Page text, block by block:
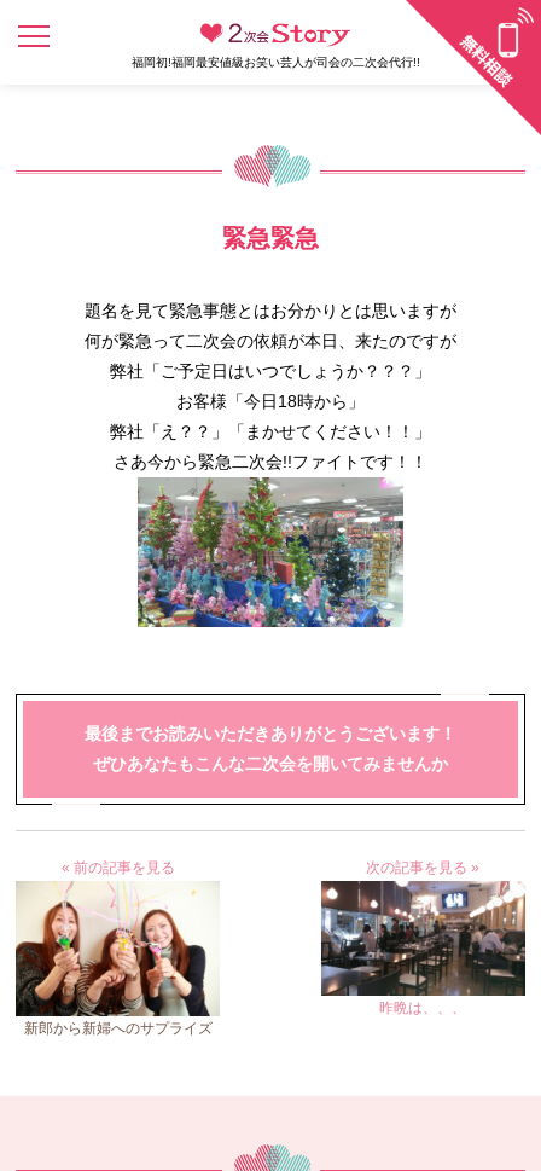
福岡初!福岡最安値級お笑い芸人が司会の二次会代行!!
緊急緊急
題名を見て緊急事態とはお分かりとは思いますが
何が緊急って二次会の依頼が本日、来たのですが
弊社「ご予定日はいつでしょうか？？？」
お客様「今日18時から」
弊社「え？？」「まかせてください！！」
さあ今から緊急二次会!!ファイトです！！
最後までお読みいただきありがとうございます！
ぜひあなたもこんな二次会を開いてみませんか
« 前の記事を見る
新郎から新婦へのサプライズ
次の記事を見る »
昨晩は、、、